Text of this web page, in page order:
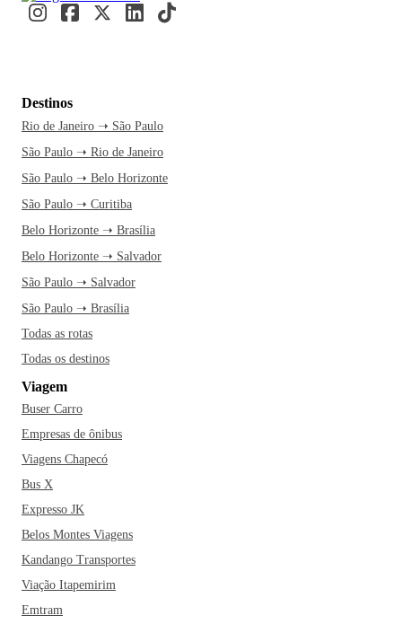
Destinos
Rio de Janeiro ➝ São Paulo
São Paulo ➝ Rio de Janeiro
São Paulo ➝ Belo Horizonte
São Paulo ➝ Curitiba
Belo Horizonte ➝ Brasília
Belo Horizonte ➝ Salvador
São Paulo ➝ Salvador
São Paulo ➝ Brasília
Todas as rotas
Todas os destinos
Viagem
Buser Carro
Empresas de ônibus
Viagens Chapecó
Bus X
Expresso JK
Belos Montes Viagens
Kandango Transportes
Viação Itapemirim
Emtram